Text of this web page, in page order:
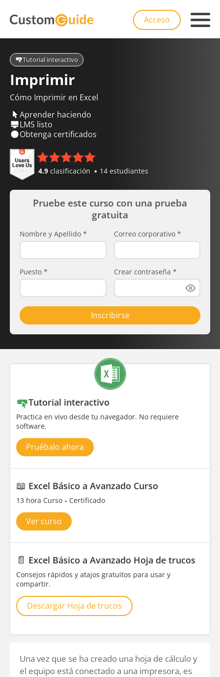
Acceso
Tutorial interactivo
Imprimir
Cómo Imprimir en Excel
Aprender haciendo
LMS listo
Obtenga certificados
4.9 clasificación 14 estudiantes
Pruebe este curso con una prueba
gratuita
Nombre y Apellido * Correo corporativo *
Puesto * Crear contraseña *
Inscribirse
Tutorial interactivo
Practica en vivo desde tu navegador. No requiere
software.
Pruébalo ahora
📖 Excel Básico a Avanzado Curso
13 hora Curso Certificado
Ver curso
📄 Excel Básico a Avanzado Hoja de trucos
Consejos rápidos y atajos gratuitos para usar y
compartir.
Descargar Hoja de trucos
Una vez que se ha creado una hoja de cálculo y
el equipo está conectado a una impresora, es